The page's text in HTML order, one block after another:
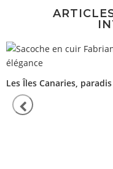
Les Îles Canaries,